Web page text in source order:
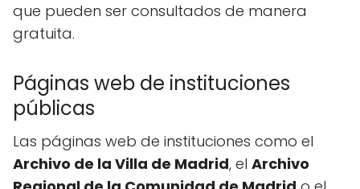
que pueden ser consultados de manera
gratuita.
Páginas web de instituciones
públicas
Las páginas web de instituciones como el
Archivo de la Villa de Madrid, el Archivo